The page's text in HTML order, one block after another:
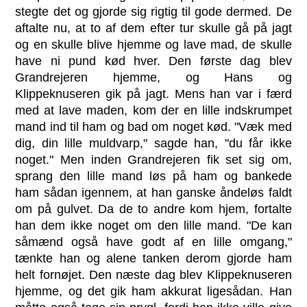
stegte det og gjorde sig rigtig til gode dermed. De
aftalte nu, at to af dem efter tur skulle gå på jagt
og en skulle blive hjemme og lave mad, de skulle
have ni pund kød hver. Den første dag blev
Grandrejeren hjemme, og Hans og
Klippeknuseren gik på jagt. Mens han var i færd
med at lave maden, kom der en lille indskrumpet
mand ind til ham og bad om noget kød. "Væk med
dig, din lille muldvarp," sagde han, "du får ikke
noget." Men inden Grandrejeren fik set sig om,
sprang den lille mand løs på ham og bankede
ham sådan igennem, at han ganske åndeløs faldt
om på gulvet. Da de to andre kom hjem, fortalte
han dem ikke noget om den lille mand. "De kan
såmænd også have godt af en lille omgang,"
tænkte han og alene tanken derom gjorde ham
helt fornøjet. Den næste dag blev Klippeknuseren
hjemme, og det gik ham akkurat ligesådan. Han